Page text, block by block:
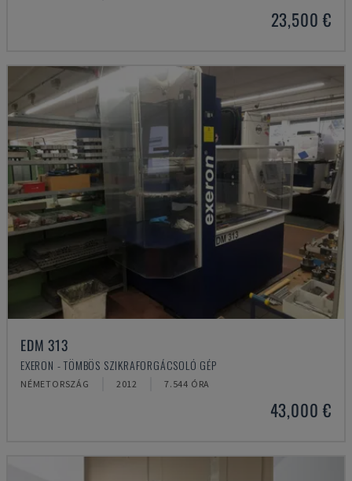
23,500 €
EDM 313
EXERON - TÖMBÖS SZIKRAFORGÁCSOLÓ GÉP
NÉMETORSZÁG 2012 7.544 ÓRA
43,000 €